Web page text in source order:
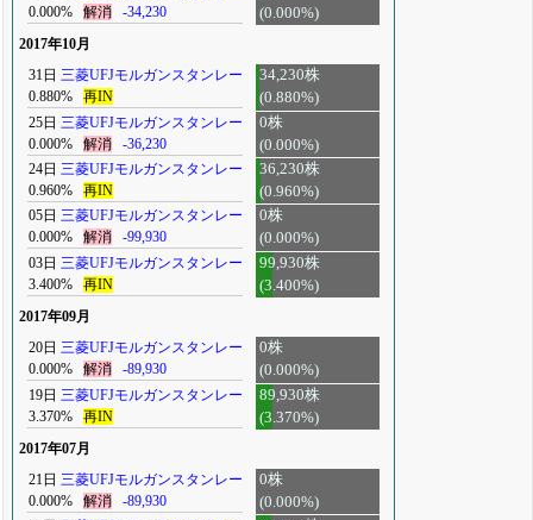
0.000%
解消 -34,230
(0.000%)
2017年10月
31日 三菱UFJモルガンスタンレー
0.880%
再IN
34,230株
(0.880%)
25日 三菱UFJモルガンスタンレー
0.000%
解消 -36,230
0株
(0.000%)
24日 三菱UFJモルガンスタンレー
0.960%
再IN
36,230株
(0.960%)
05日 三菱UFJモルガンスタンレー
0.000%
解消 -99,930
0株
(0.000%)
03日 三菱UFJモルガンスタンレー
3.400%
再IN
99,930株
(3.400%)
2017年09月
20日 三菱UFJモルガンスタンレー
0.000%
解消 -89,930
0株
(0.000%)
19日 三菱UFJモルガンスタンレー
3.370%
再IN
89,930株
(3.370%)
2017年07月
21日 三菱UFJモルガンスタンレー
0.000%
解消 -89,930
0株
(0.000%)